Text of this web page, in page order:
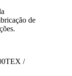
de